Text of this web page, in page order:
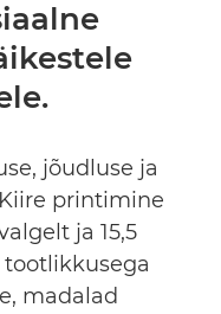
jõudluse ja
printimine
ja 15,5
madalad